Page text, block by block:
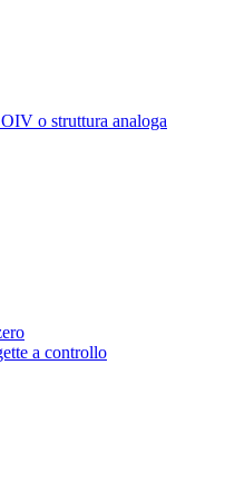
o struttura analoga
a controllo